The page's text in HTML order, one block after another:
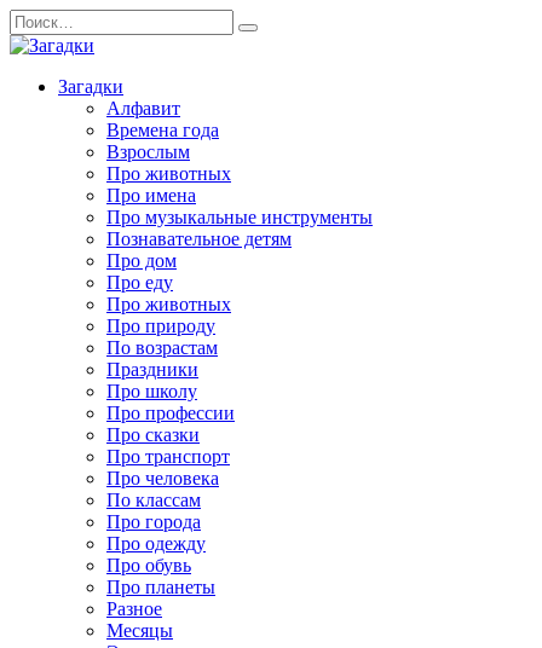
Перейти
к
содержанию
Search
for:
Загадки
Алфавит
Времена года
Взрослым
Про животных
Про имена
Про музыкальные инструменты
Познавательное детям
Про дом
Про еду
Про животных
Про природу
По возрастам
Праздники
Про школу
Про профессии
Про сказки
Про транспорт
Про человека
По классам
Про города
Про одежду
Про обувь
Про планеты
Разное
Месяцы